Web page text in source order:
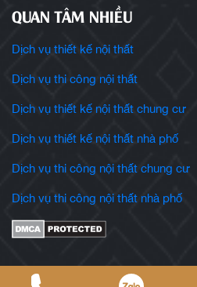
QUAN TÂM NHIỀU
Dịch vụ thiết kế nội thất
Dịch vụ thi công nội thất
Dịch vụ thiết kế nội thất chung cư
Dịch vụ thiết kế nội thất nhà phố
Dịch vụ thi công nội thất chung cư
Dịch vụ thi công nội thất nhà phố